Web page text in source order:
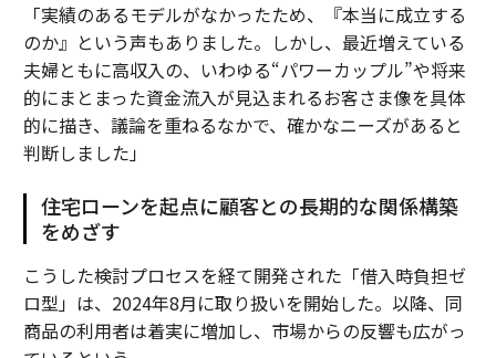
「実績のあるモデルがなかったため、『本当に成立する
のか』という声もありました。しかし、最近増えている
夫婦ともに高収入の、いわゆる“パワーカップル”や将来
的にまとまった資金流入が見込まれるお客さま像を具体
的に描き、議論を重ねるなかで、確かなニーズがあると
判断しました」
住宅ローンを起点に顧客との長期的な関係構築
をめざす
こうした検討プロセスを経て開発された「借入時負担ゼ
ロ型」は、2024年8月に取り扱いを開始した。以降、同
商品の利用者は着実に増加し、市場からの反響も広がっ